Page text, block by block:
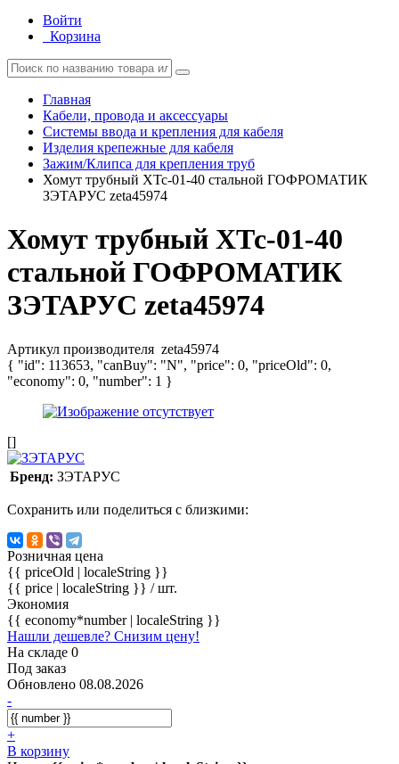
Войти
Корзина
Главная
Кабели, провода и аксессуары
Системы ввода и крепления для кабеля
Изделия крепежные для кабеля
Зажим/Клипса для крепления труб
Хомут трубный ХТс-01-40 стальной ГОФРОМАТИК
ЗЭТАРУС zeta45974
Хомут трубный ХТс-01-40
стальной ГОФРОМАТИК
ЗЭТАРУС zeta45974
Артикул производителя zeta45974
{ "id": 113653, "canBuy": "N", "price": 0, "priceOld": 0,
"economy": 0, "number": 1 }
[]
Бренд: ЗЭТАРУС
Сохранить или поделиться с близкими:
Розничная цена
{{ priceOld | localeString }}
{{ price | localeString }} / шт.
Экономия
{{ economy*number | localeString }}
Нашли дешевле? Снизим цену!
На складе 0
Под заказ
Обновлено 08.08.2026
-
+
В корзину